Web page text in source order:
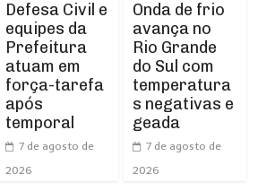
Defesa Civil e
equipes da
Prefeitura
atuam em
força-tarefa
após
temporal
7 de agosto de
2026
Onda de frio
avança no
Rio Grande
do Sul com
temperatura
s negativas e
geada
7 de agosto de
2026